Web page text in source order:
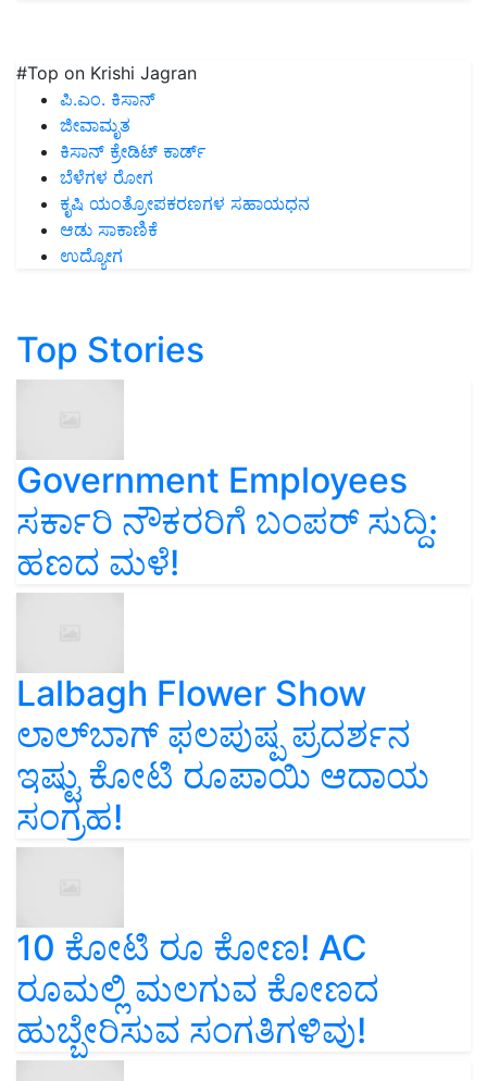
#Top on Krishi Jagran
ಪಿ.ಎಂ. ಕಿಸಾನ್
ಜೀವಾಮೃತ
ಕಿಸಾನ್ ಕ್ರೇಡಿಟ್ ಕಾರ್ಡ್
ಬೆಳೆಗಳ ರೋಗ
ಕೃಷಿ ಯಂತ್ರೋಪಕರಣಗಳ ಸಹಾಯಧನ
ಆಡು ಸಾಕಾಣಿಕೆ
ಉದ್ಯೋಗ
Top Stories
Government Employees
ಸರ್ಕಾರಿ ನೌಕರರಿಗೆ ಬಂಪರ್‌ ಸುದ್ದಿ:
ಹಣದ ಮಳೆ!
Lalbagh Flower Show
ಲಾಲ್‌ಬಾಗ್ ಫಲಪುಷ್ಪ ಪ್ರದರ್ಶನ
ಇಷ್ಟು ಕೋಟಿ ರೂಪಾಯಿ ಆದಾಯ
ಸಂಗ್ರಹ!
10 ಕೋಟಿ ರೂ ಕೋಣ! AC
ರೂಮಲ್ಲಿ ಮಲಗುವ ಕೋಣದ
ಹುಬ್ಬೇರಿಸುವ ಸಂಗತಿಗಳಿವು!